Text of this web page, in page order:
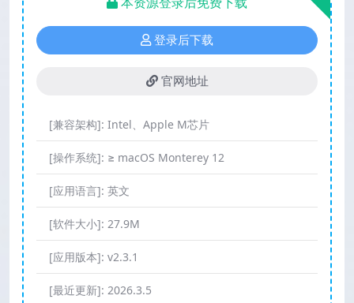
登录后下载
官网地址
[兼容架构]: Intel、Apple M芯片
[操作系统]: ≥ macOS Monterey 12
[应用语言]: 英文
[软件大小]: 27.9M
[应用版本]: v2.3.1
[最近更新]: 2026.3.5